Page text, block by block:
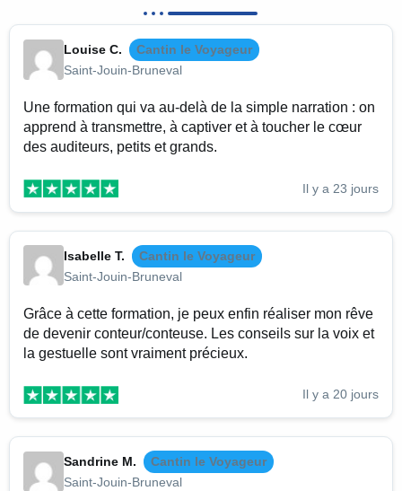
Louise C.
Cantin le Voyageur
Saint-Jouin-Bruneval
Une formation qui va au-delà de la simple narration : on
apprend à transmettre, à captiver et à toucher le cœur
des auditeurs, petits et grands.
Il y a 23 jours
Isabelle T.
Cantin le Voyageur
Saint-Jouin-Bruneval
Grâce à cette formation, je peux enfin réaliser mon rêve
de devenir conteur/conteuse. Les conseils sur la voix et
la gestuelle sont vraiment précieux.
Il y a 20 jours
Sandrine M.
Cantin le Voyageur
Saint-Jouin-Bruneval